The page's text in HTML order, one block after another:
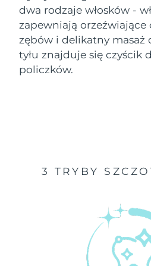
dwa rodzaje włosków -
zapewniają orzeźwiające
zębów i delikatny masaż
tyłu znajduje się czyścik
policzków.
3 TRYBY
Izrael
Włochy
Kazachstan